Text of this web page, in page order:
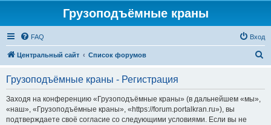
Грузоподъёмные краны
FAQ Вход
Центральный сайт Список форумов
Грузоподъёмные краны - Регистрация
Заходя на конференцию «Грузоподъёмные краны» (в дальнейшем «мы»,
«наш», «Грузоподъёмные краны», «https://forum.portalkran.ru»), вы
подтверждаете своё согласие со следующими условиями. Если вы не